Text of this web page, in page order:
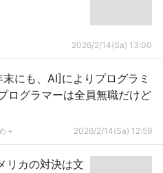
2026/2/14(Sa) 13:00
にも、AI]によりプログラミ
に」 | これでプログラマーは全員無職だけど
＋ 2026/2/14(Sa) 12:59
リカの対決は文